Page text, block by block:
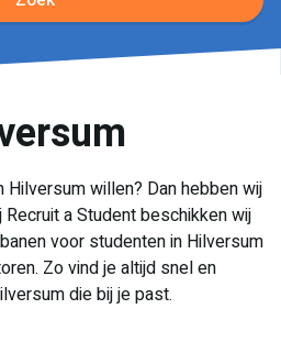
Hilversum willen? Dan hebben wij
a Student beschikken wij
voor studenten in Hilversum
Zo vind je altijd snel en
die bij je past.